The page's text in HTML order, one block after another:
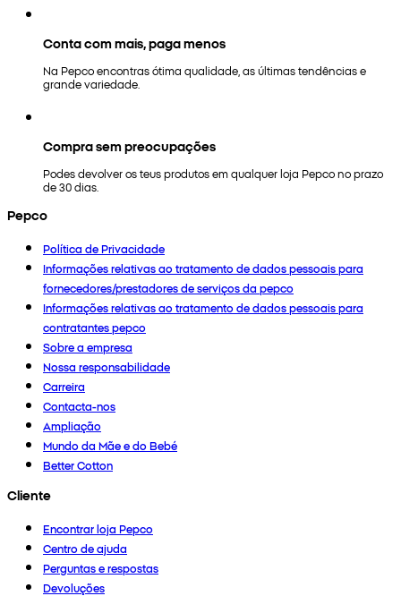
Conta com mais, paga menos
Na Pepco encontras ótima qualidade, as últimas tendências e
grande variedade.
Compra sem preocupações
Podes devolver os teus produtos em qualquer loja Pepco no prazo
de 30 dias.
Pepco
Política de Privacidade
Informações relativas ao tratamento de dados pessoais para
fornecedores/prestadores de serviços da pepco
Informações relativas ao tratamento de dados pessoais para
contratantes pepco
Sobre a empresa
Nossa responsabilidade
Carreira
Contacta-nos
Ampliação
Mundo da Mãe e do Bebé
Better Cotton
Cliente
Encontrar loja Pepco
Centro de ajuda
Perguntas e respostas
Devoluções